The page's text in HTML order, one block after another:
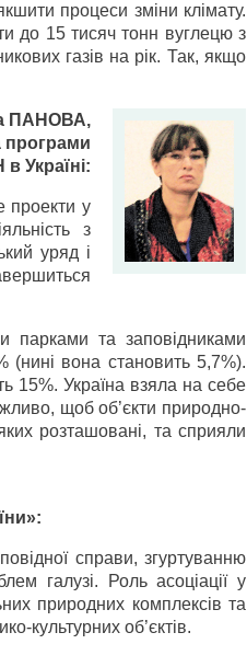
процеси зміни клімату.
до 15 тисяч тонн вуглецю з
газів на рік. Так, якщо
ПАНОВА,
програми
Україні:
проекти у
з
уряд і
парками та заповідниками
(нині вона становить 5,7%).
15%. Україна взяла на себе
щоб об’єкти природно-
розташовані, та сприяли
справи, згуртуванню
галузі. Роль асоціації у
природних комплексів та
культурних об’єктів.